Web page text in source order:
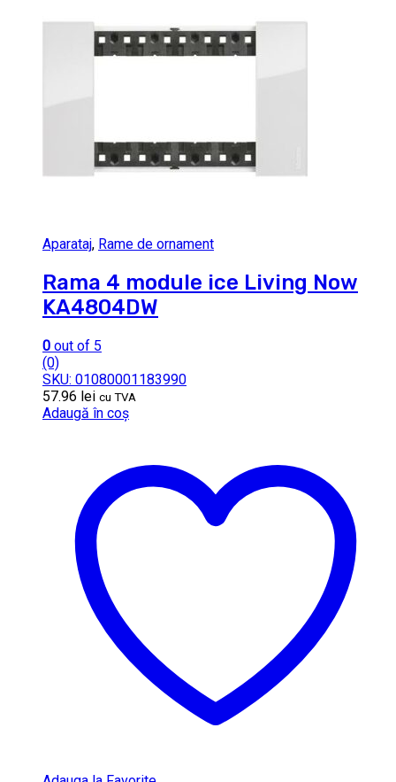
Aparataj, Rame de ornament
Rama 4 module ice Living Now
KA4804DW
0 out of 5
(0)
SKU: 01080001183990
57.96 lei cu TVA
Adaugă în coș